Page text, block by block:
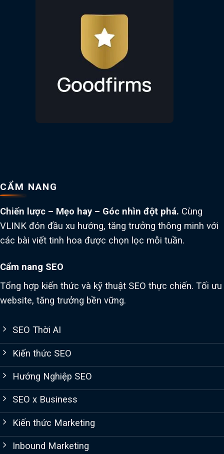
CẨM NANG
Chiến lược – Mẹo hay – Góc nhìn đột phá. Cùng
VLINK đón đầu xu hướng, tăng trưởng thông minh với
các bài viết tinh hoa được chọn lọc mỗi tuần.
Cẩm nang SEO
Tổng hợp kiến thức và kỹ thuật SEO thực chiến. Tối ưu
website, tăng trưởng bền vững.
SEO Thời AI
Kiến thức SEO
Hướng Nghiệp SEO
SEO x Business
Kiến thức Marketing
Inbound Marketing